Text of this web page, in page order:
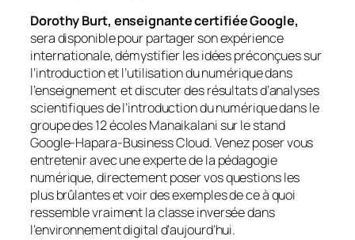
Dorothy Burt, enseignante certifiée Google,
sera disponible pour partager son expérience
internationale, démystifier les idées préconçues sur
l’introduction et l’utilisation du numérique dans
l’enseignement et discuter des résultats d’analyses
scientifiques de l’introduction du numérique dans le
groupe des 12 écoles Manaikalani sur le stand
Google-Hapara-Business Cloud. Venez poser vous
entretenir avec une experte de la pédagogie
numérique, directement poser vos questions les
plus brûlantes et voir des exemples de ce à quoi
ressemble vraiment la classe inversée dans
l’environnement digital d’aujourd’hui.